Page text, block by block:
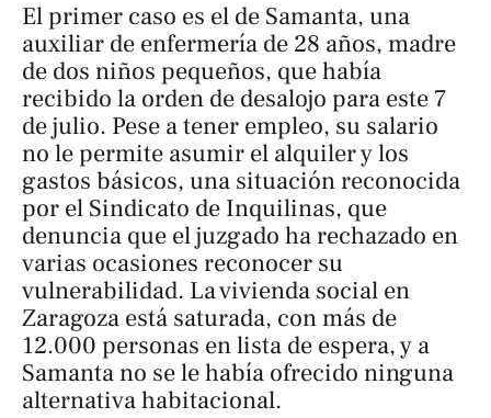
El primer caso es el de Samanta, una
auxiliar de enfermería de 28 años, madre
de dos niños pequeños, que había
recibido la orden de desalojo para este 7
de julio. Pese a tener empleo, su salario
no le permite asumir el alquiler y los
gastos básicos, una situación reconocida
por el Sindicato de Inquilinas, que
denuncia que el juzgado ha rechazado en
varias ocasiones reconocer su
vulnerabilidad. La vivienda social en
Zaragoza está saturada, con más de
12.000 personas en lista de espera, y a
Samanta no se le había ofrecido ninguna
alternativa habitacional.